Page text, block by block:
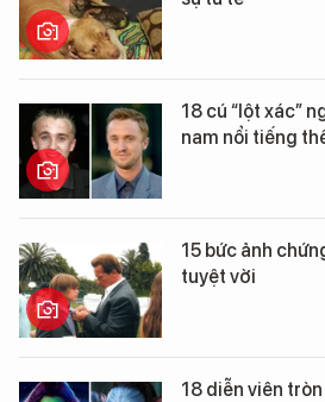
18 cú “lột xác”
nam nổi tiếng
15 bức ảnh
tuyệt vời
18 diễn viên